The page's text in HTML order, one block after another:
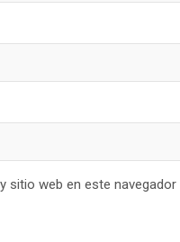
sitio web en este